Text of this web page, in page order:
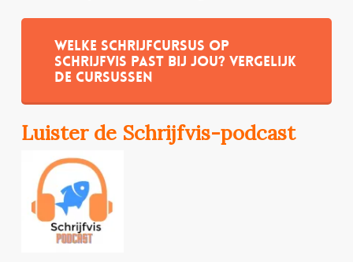
Welke schrijfcursus op
Schrijfvis past bij jou? Vergelijk
de cursussen
Luister de Schrijfvis-podcast